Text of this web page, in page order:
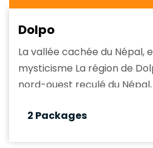
Dolpo
La vallée cachée du Népal,
mysticisme La région de
nord-ouest reculé du
les moins visitées du pays.
2 Packages